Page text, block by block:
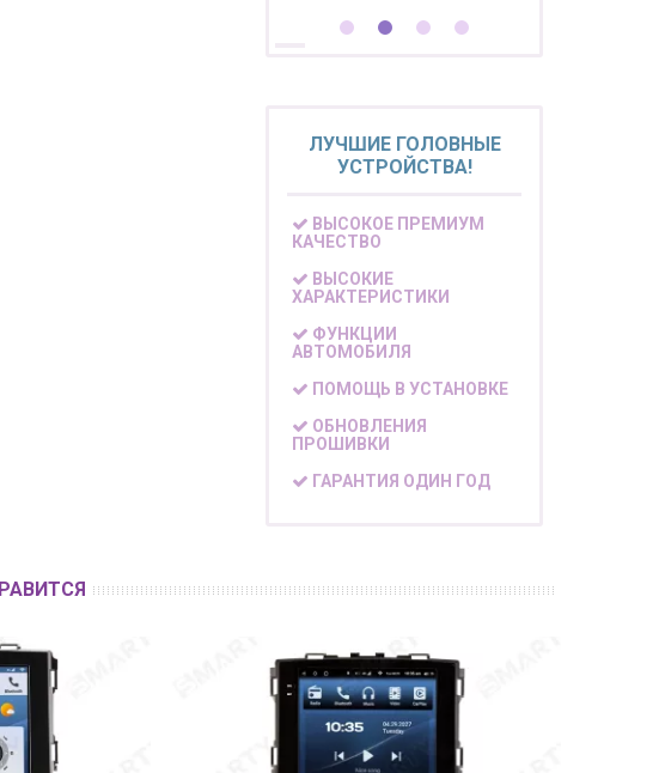
ЛУЧШИЕ ГОЛОВНЫЕ
УСТРОЙСТВА!
ВЫСОКОЕ ПРЕМИУМ
КАЧЕСТВО
ВЫСОКИЕ
ХАРАКТЕРИСТИКИ
ФУНКЦИИ
АВТОМОБИЛЯ
ПОМОЩЬ В УСТАНОВКЕ
ОБНОВЛЕНИЯ
ПРОШИВКИ
ГАРАНТИЯ ОДИН ГОД